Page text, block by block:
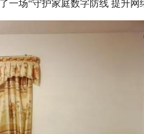
场“守护家庭数字防线 提升网